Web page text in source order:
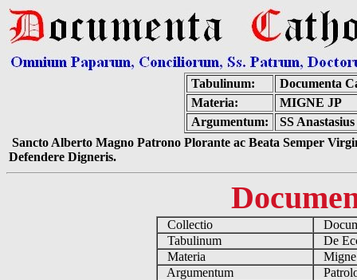
Tabulinum:
Documenta
Materia:
MIGNE JP
Argumentum:
SS
Sancto Alberto Magno Patrono Plorante ac Beata Semper
Defendere Digneris.
Collectio
Tabulinum
De
Materia
Argumentum